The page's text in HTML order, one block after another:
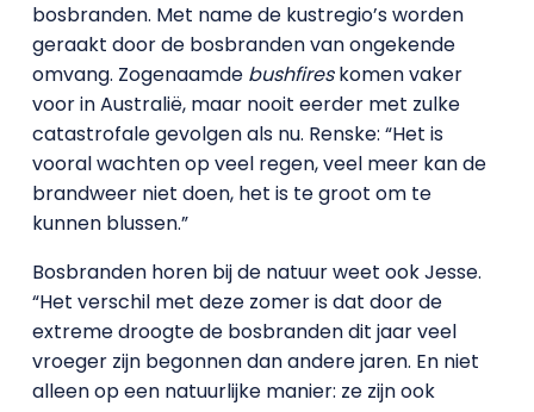
bosbranden. Met name de kustregio’s worden
geraakt door de bosbranden van ongekende
omvang. Zogenaamde bushfireskomen vaker
voor in Australië, maar nooit eerder met zulke
catastrofale gevolgen als nu. Renske: “Het is
vooral wachten op veel regen, veel meer kan de
brandweer niet doen, het is te groot om te
kunnen blussen.”
Bosbranden horen bij de natuur weet ook Jesse.
“Het verschil met deze zomer is dat door de
extreme droogte de bosbranden dit jaar veel
vroeger zijn begonnen dan andere jaren. En niet
alleen op een natuurlijke manier: ze zijn ook